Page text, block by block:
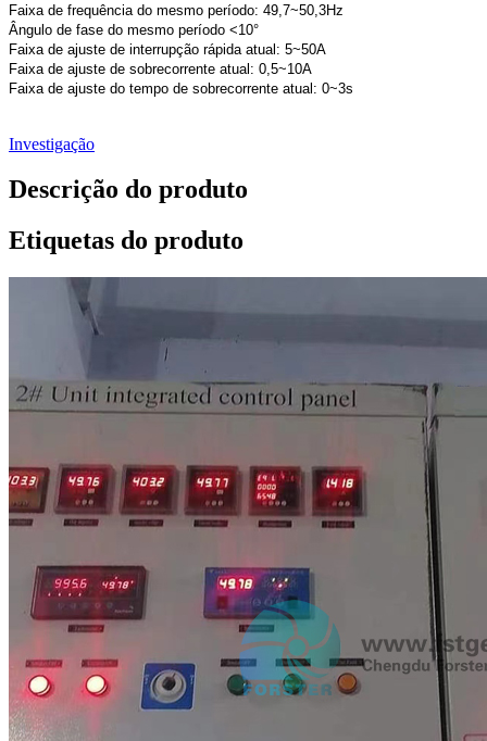
Faixa de frequência do mesmo período: 49,7~50,3Hz
Ângulo de fase do mesmo período <10°
Faixa de ajuste de interrupção rápida atual: 5~50A
Faixa de ajuste de sobrecorrente atual: 0,5~10A
Faixa de ajuste do tempo de sobrecorrente atual: 0~3s
Investigação
Descrição do produto
Etiquetas do produto